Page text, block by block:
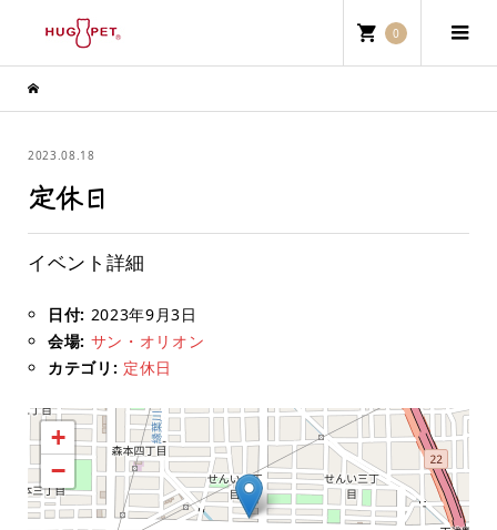
0
2023.08.18
定休日
イベント詳細
日付: 2023年9月3日
会場: サン・オリオン
カテゴリ: 定休日
+
−